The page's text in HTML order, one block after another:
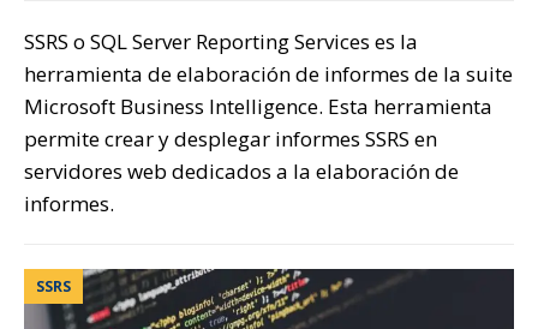
SSRS o SQL Server Reporting Services es la
herramienta de elaboración de informes de la suite
Microsoft Business Intelligence. Esta herramienta
permite crear y desplegar informes SSRS en
servidores web dedicados a la elaboración de
informes.
SSRS